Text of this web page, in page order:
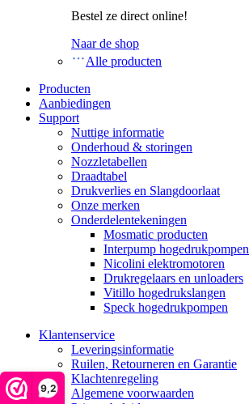
9,2
Bestel ze direct online!
Naar de shop
Alle producten
Producten
Aanbiedingen
Support
Nuttige informatie
Onderhoud & storingen
Nozzletabellen
Draadtabel
Drukverlies en Slangdoorlaat
Onze merken
Onderdelentekeningen
Mosmatic producten
Interpump hogedrukpompen
Nicolini elektromotoren
Drukregelaars en unloaders
Vitillo hogedrukslangen
Speck hogedrukpompen
Klantenservice
Leveringsinformatie
Ruilen, Retourneren en Garantie
Klachtenregeling
Algemene voorwaarden